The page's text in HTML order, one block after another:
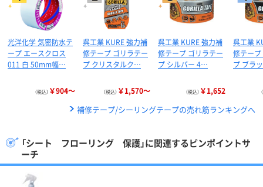
光洋化学 気密防水テ
ープ エースクロス
011 白 50mm幅…
（税込） ￥904～
呉工業 KURE 強力補
修テープ ゴリラテー
プ クリスタルク…
（税込） ￥1,570～
呉工業 KURE 強力補
修テープ ゴリラテー
プ シルバー 4…
（税込） ￥1,652
呉工業
修テー
プ ブラ
補修テープ/シーリングテープの売れ筋ランキングへ
「シート フローリング 保護」に関連するピンポイントサ
ーチ